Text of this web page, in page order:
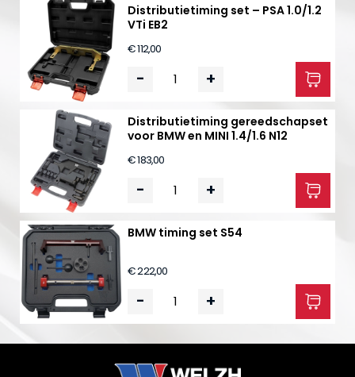
Distributietiming set – PSA 1.0/1.2
VTi EB2
€ 112,00
- +
Distributietiming gereedschapset
voor BMW en MINI 1.4/1.6 N12
€ 183,00
- +
BMW timing set S54
€ 222,00
- +